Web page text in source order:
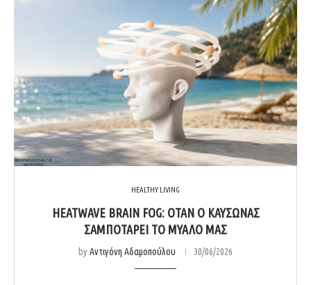
HEALTHY LIVING
HEATWAVE BRAIN FOG: ΌΤΑΝ Ο ΚΑΎΣΩΝΑΣ
ΣΑΜΠΟΤΆΡΕΙ ΤΟ ΜΥΑΛΌ ΜΑΣ
byΑντιγόνη Αδαμοπούλου 30/06/2026